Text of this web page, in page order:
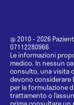
@ 2010 - 2026
07112280966
Le informazioni
medico. In nessun
consulto, una visita
devono considerare
per la formulazione
trattamento o